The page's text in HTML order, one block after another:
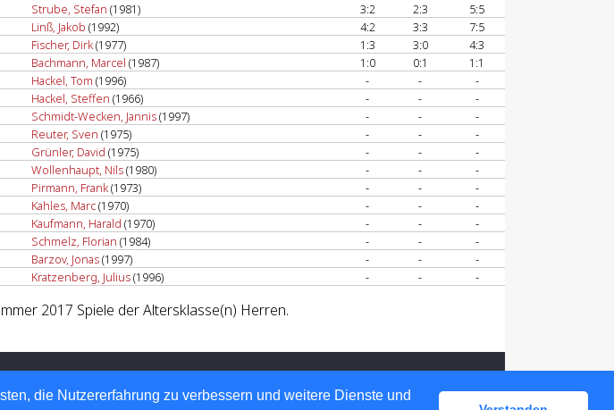
die Nutzererfahrung zu verbessern und weitere Dienste und
Strube, Stefan (1981) 3:2 2:3
5:5
Linß, Jakob (1992) 4:2 3:3
7:5
Fischer, Dirk(1977) 1:3 3:0
4:3
Bachmann, Marcel (1987) 1:0 0:1
1:1
Hackel, Tom (1996) - -
-
Hackel, Steffen (1966) - -
-
Schmidt-Wecken, Jannis(1997) - -
-
Reuter, Sven (1975) - -
-
Grünler, David (1975) - -
-
Wollenhaupt, Nils(1980) - -
-
Pirmann, Frank(1973) - -
-
Kahles, Marc(1970) - -
-
Kaufmann, Harald (1970) - -
-
Schmelz, Florian (1984) - -
-
Barzov, Jonas(1997) - -
-
Kratzenberg, Julius(1996) - - -
2017 Spiele der Altersklasse(n) Herren.
Netzwerklösungen